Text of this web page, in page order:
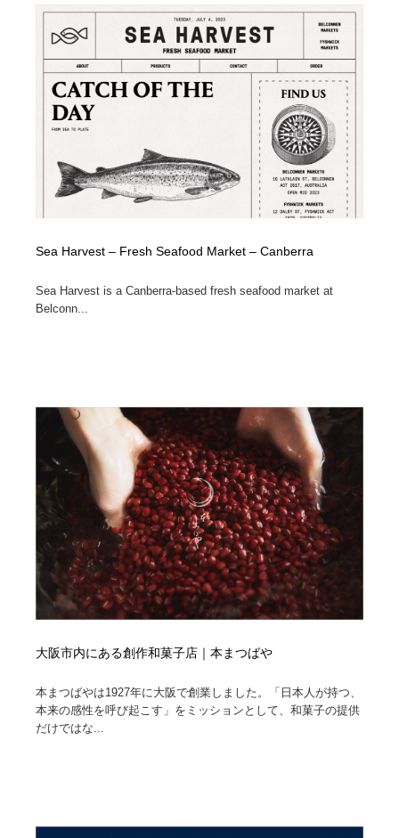
Sea Harvest – Fresh Seafood Market – Canberra
Sea Harvest is a Canberra-based fresh seafood market at
Belconn...
大阪市内にある創作和菓子店｜本まつばや
本まつばやは1927年に大阪で創業しました。「日本人が持つ、
本来の感性を呼び起こす」をミッションとして、和菓子の提供
だけではな...